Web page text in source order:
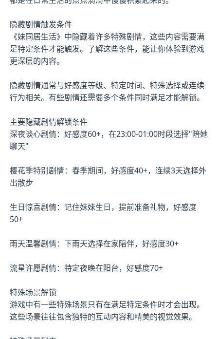
隐藏剧情触发条件
《妹同居生活》中隐藏着许多特殊剧情，这些内容需要满
足特定条件才能触发。了解这些条件，能让你体验到游戏
更深层的内容。
隐藏剧情通常与好感度等级、特定时间、特殊选择或连续
行为相关。有些剧情还需要多个条件同时满足才能解锁。
主要隐藏剧情解锁条件
深夜谈心剧情：好感度60+，在23:00-01:00时段选择"陪她
聊天"
樱花季特别剧情：春季期间，好感度40+，连续3天选择外
出散步
生日惊喜剧情：记住妹妹生日，提前准备礼物，好感度
50+
雨天温馨剧情：下雨天选择在家陪伴，好感度30+
流星许愿剧情：特定夜晚在阳台，好感度70+
特殊场景解锁
游戏中有一些特殊场景只有在满足特定条件时才会出现。
这些场景往往包含独特的互动内容和精美的视觉效果。